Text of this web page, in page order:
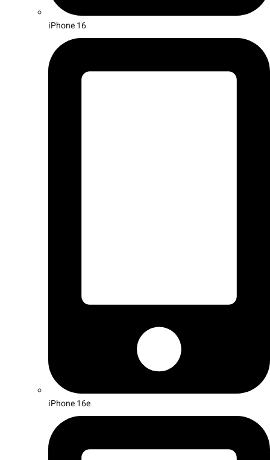
iPhone 16
iPhone 16e